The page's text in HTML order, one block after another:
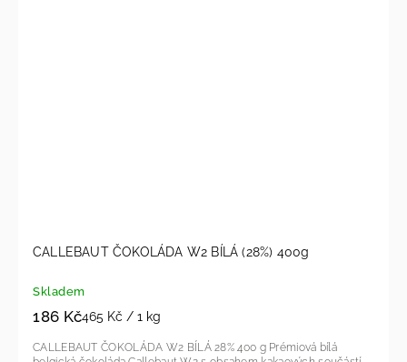
CALLEBAUT ČOKOLÁDA W2 BÍLÁ (28%) 400g
Skladem
186 Kč465 Kč / 1 kg
CALLEBAUT ČOKOLÁDA W2 BÍLÁ 28% 400 g Prémiová bílá